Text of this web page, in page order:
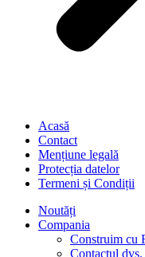
Acasă
Contact
Mențiune legală
Protecția datelor
Termeni și Condiții
Noutăți
Compania
Construim cu
Contactul